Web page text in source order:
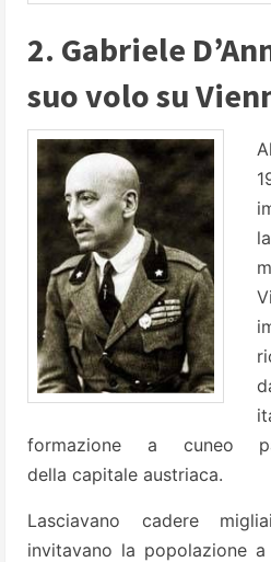
2. Gabriele
suo volo su
formazione a cuneo
della capitale austriaca.
Lasciavano cadere
invitavano la popolazione